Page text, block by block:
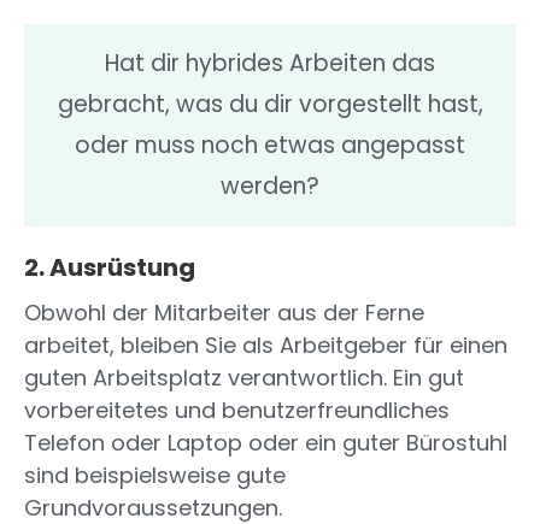
Hat dir hybrides Arbeiten das
gebracht, was du dir vorgestellt hast,
oder muss noch etwas angepasst
werden?
2. Ausrüstung
Obwohl der Mitarbeiter aus der Ferne
arbeitet, bleiben Sie als Arbeitgeber für einen
guten Arbeitsplatz verantwortlich. Ein gut
vorbereitetes und benutzerfreundliches
Telefon oder Laptop oder ein guter Bürostuhl
sind beispielsweise gute
Grundvoraussetzungen.